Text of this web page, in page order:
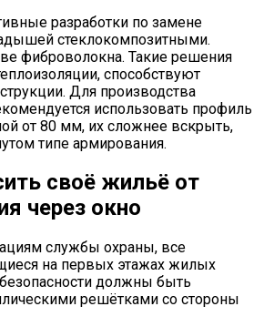
разработки по замене
стеклокомпозитными.
фиброволокна. Такие решения
способствуют
Для производства
использовать профиль
от 80 мм, их сложнее вскрыть,
типе армирования.
своё жильё от
через окно
службы охраны, все
на первых этажах жилых
должны быть
решётками со стороны